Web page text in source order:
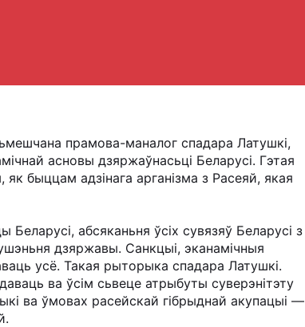
прамова-маналог спадара Латушкі,
асновы дзяржаўнасьці Беларусі. Гэтая
быццам адзінага арганізма з Расеяй, якая
Беларусі, абсяканьня ўсіх сувязяў Беларусі з
дзяржавы. Санкцыі, эканамічныя
усё. Такая рыторыка спадара Латушкі.
ва ўсім сьвеце атрыбуты суверэнітэту
ва ўмовах расейскай гібрыднай акупацыі —